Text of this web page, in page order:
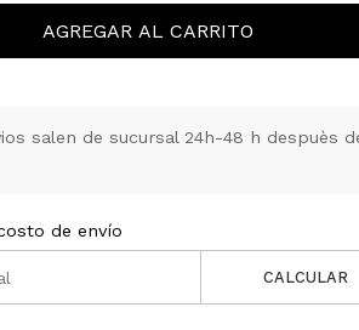
AGREGAR AL CARRITO
salen de sucursal 24h-48 h despuès
de envío
CALCULAR